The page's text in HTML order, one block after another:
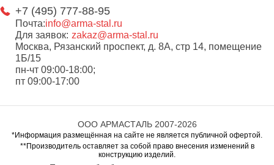
+7 (495) 777-88-95
Почта:info@arma-stal.ru
Для заявок: zakaz@arma-stal.ru
Москва, Рязанский проспект, д. 8А, стр 14, помещение
1Б/15
пн-чт 09:00-18:00;
пт 09:00-17:00
ООО АРМАСТАЛЬ 2007-2026
*Информация размещённая на сайте не является публичной офертой.
**Производитель оставляет за собой право внесения изменений в
конструкцию изделий.